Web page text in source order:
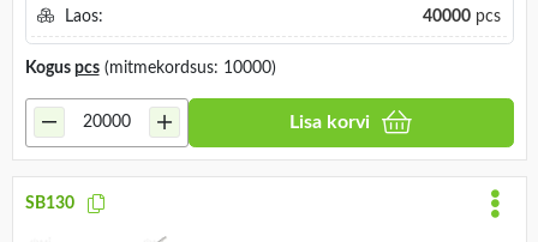
Laos: 40000pcs
Kogus pcs(mitmekordsus: 10000)
Lisa korvi
SB130